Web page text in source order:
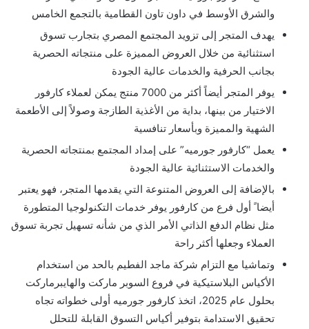
والشرق الأوسط في داون تاون القطامية بالتجمع الخامس
يهدف المتجر إلى تزويد المجتمع المصري بتجارب تسوق
استثنائية من خلال العروض المميزة على منتجاته الحصرية
بجانب الحرفية والخدمات عالية الجودة
يوفر المتجر أيضاً أكثر من 7000 منتج يمكن لعملاء كارفور
الاختيار من بينها، بداية من الأغذية الطازجة وصولاً إلى الأطعمة
الشهية والمميزة وبأسعار تنافسية
يعمل “كارفور جورميه” على إمداد المجتمع بمنتجاته الحصرية
والخدمات الاستثنائية عالية الجودة
بالإضافة إلى العروض المتنوعة التي يقدمها المتجر، فهو يعتبر
أيضا ً أول فرع من كارفور يوفر خدمات التكنولوجيا المتطورة
مثل نظام الدفع الذاتي الأمر الذي من شأنه تسهيل تجربة تسوق
العملاء وجعلها أكثر راحة
وتماشيا مع التزام شركة ماجد الفطيم بالحد من استخدام
الأكياس البلاستيكية في فروع السوبر ماركت والهايبرماركت
بحلول عام 2025، اتخذ كارفور جورميه أولى خطواته تجاه
تحقيق الاستدامة بتوفير أكياس التسوق القابلة للتحلل